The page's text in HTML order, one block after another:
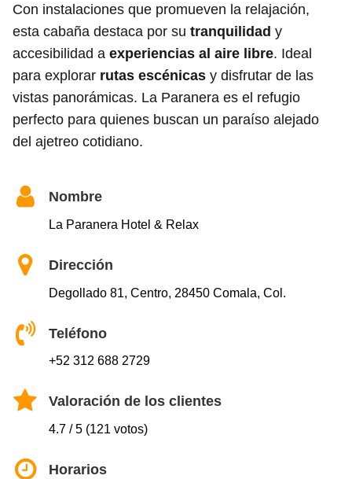
Con instalaciones que promueven la relajación,
esta cabaña destaca por su tranquilidad y
accesibilidad a experiencias al aire libre. Ideal
para explorar rutas escénicas y disfrutar de las
vistas panorámicas. La Paranera es el refugio
perfecto para quienes buscan un paraíso alejado
del ajetreo cotidiano.
Nombre
La Paranera Hotel & Relax
Dirección
Degollado 81, Centro, 28450 Comala, Col.
Teléfono
+52 312 688 2729
Valoración de los clientes
4.7 / 5 (121 votos)
Horarios